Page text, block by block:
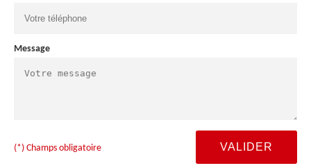
Message
(*) Champs obligatoire